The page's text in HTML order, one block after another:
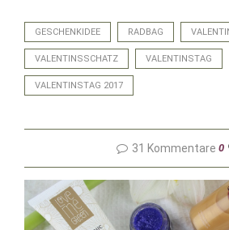
GESCHENKIDEE RADBAG
VALENTINSSCHATZ VALENTINSTAG
VALENTINSTAG 2017
31 Kommentare 0